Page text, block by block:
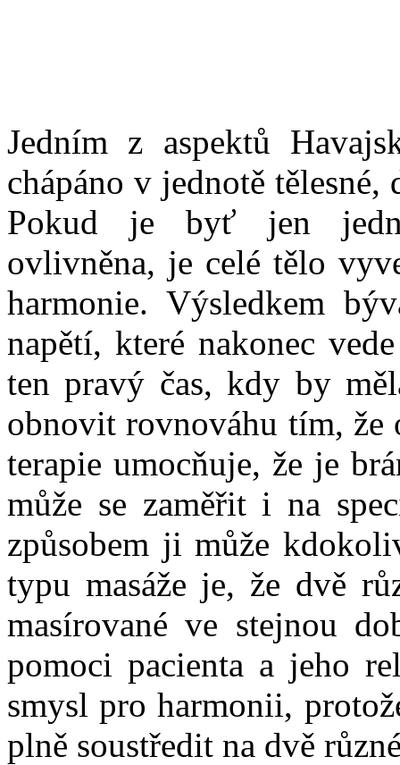
Jedním z aspektů
chápáno v jednotě
Pokud je byť jen
ovlivněna, je celé tělo
harmonie. Výsledkem
napětí, které nakonec
ten pravý čas, kdy by
obnovit rovnováhu tím, že
terapie umocňuje, že je
může se zaměřit i na
způsobem ji může
typu masáže je, že dvě
masírované ve stejnou
pomoci pacienta a jeho
smysl pro harmonii,
plně soustředit na dvě